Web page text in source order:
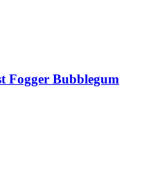
Fogger Bubblegum